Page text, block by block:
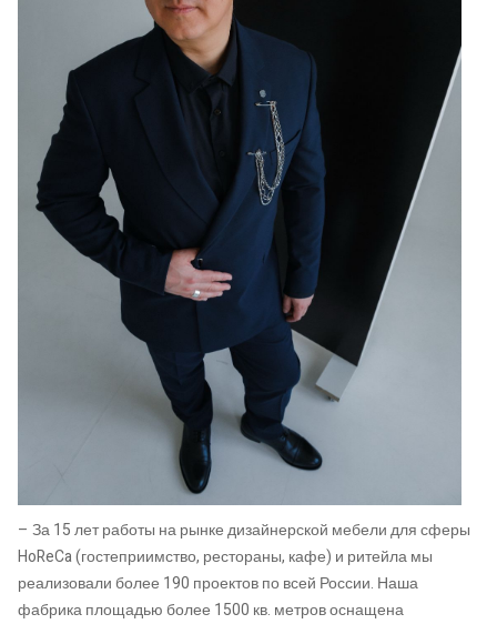
– За 15 лет работы на рынке дизайнерской мебели для сферы
HoReCa (гостеприимство, рестораны, кафе) и ритейла мы
реализовали более 190 проектов по всей России. Наша
фабрика площадью более 1500 кв. метров оснащена